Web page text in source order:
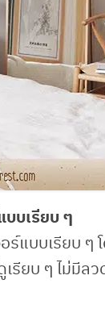
บบเรียบ ๆ
อร์แบบเรียบ
รียบ ๆ ไม่มีล